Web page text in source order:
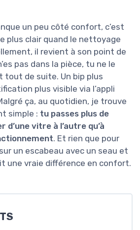
un peu côté confort, c’est
plus clair quand le nettoyage
il revient à son point de
pas dans la pièce, tu ne le
tout de suite. Un bip plus
plus visible via l’appli
ça, au quotidien, je trouve
simple : tu passes plus de
d’une vitre à l’autre qu’à
. Et rien que pour
un escabeau avec un seau et
une vraie différence en confort.